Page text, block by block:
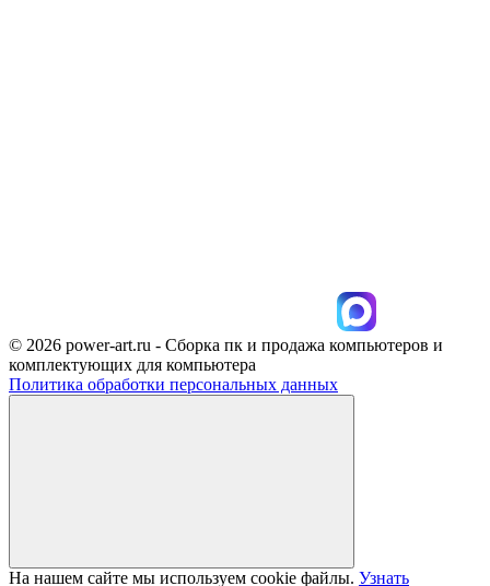
© 2026 power-art.ru - Сборка пк и продажа компьютеров и
комплектующих для компьютера
Политика обработки персональных данных
На нашем сайте мы используем cookie файлы. Узнать